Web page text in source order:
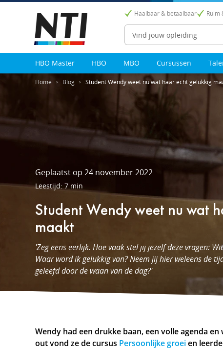
Haalbaar & betaalbaar Ruim
Zoeken
HBO Master HBO MBO Cursussen
Home Blog Student Wendy weet nu wat haar echt gelukkig
Geplaatst op 24 november 2022
Leestijd: 7 min
Student Wendy weet nu wat
maakt
'Zeg eens eerlijk. Hoe vaak stel jij jezelf deze vragen:
Waar word ik gelukkig van? Neem jij hier weleens de
geleefd door de waan van de dag?'
Wendy had een drukke baan, een volle agenda
out vond ze de cursus Persoonlijke groeien